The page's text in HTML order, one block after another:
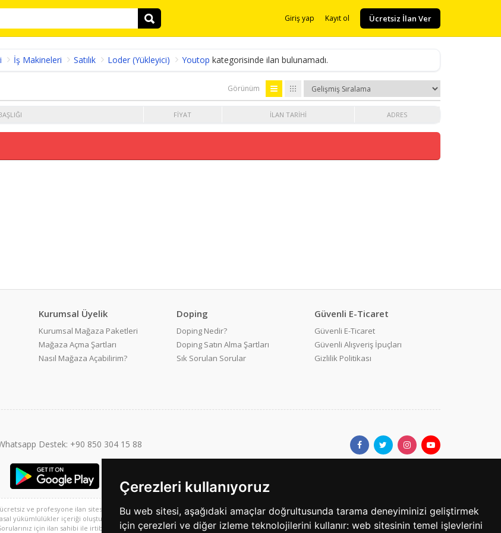
Çerezleri kullanıyoruz
Bu web sitesi, aşağıdaki amaçlar doğrultusunda tarama deneyiminizi geliştirmek
için çerezleri ve diğer izleme teknolojilerini kullanır: web sitesinin temel işlevlerini
Giriş yap Kayıt ol Ücretsiz İlan Ver
İş Makineleri Satılık Loder (Yükleyici) Youtop kategorisinde ilan bulunamadı.
Görünüm
FIYAT İLAN TARIHI ADRES
Kurumsal Üyelik
Kurumsal Mağaza Paketleri
Mağaza Açma Şartları
Nasıl Mağaza Açabilirim?
Doping
Doping Nedir?
Doping Satın Alma Şartları
Sık Sorulan Sorular
Güvenli E-Ticaret
Güvenli E-Ticaret
Güvenli Alışveriş İpuçları
Gizlilik Politikası
Destek: +90 850 304 15 88
ve profesyone ilan sitesi ve 2. el alışveriş platformu, sarisayfalar.com'da yer alan kullanıcıların oluşturduğu tüm içerik, görüş ve
yükümlülükler içeriği oluşturan kullanıcıya aittir. Bu içeriğin, görüş ve bilgilerin yanlışlık, eksiklik veya yasalarla düzenlenmiş
için ilan sahibi ile irtibata geçebilirsiniz.